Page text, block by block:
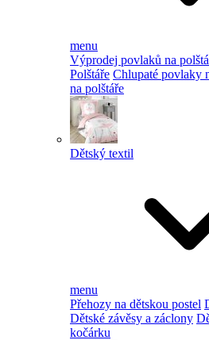
menu
Výprodej povlaků na
Polštáře Chlupaté povlaky
na polštáře
Dětský textil
menu
Přehozy na dětskou postel
Dětské závěsy a záclony
kočárku